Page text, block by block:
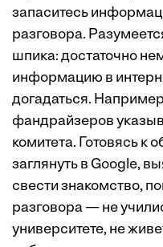
запаситесь
разговора.
шпика: достаточно
информацию в
догадаться.
фандрайзеров
комитета. Готовясь
заглянуть в Google,
свести знакомство,
разговора — не
университете, не